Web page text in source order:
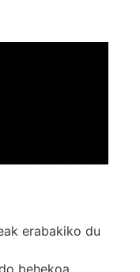
erabakiko du